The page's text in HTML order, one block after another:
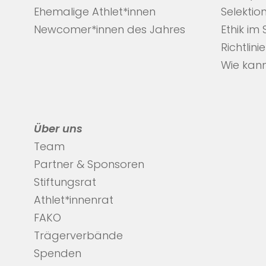
Ehemalige Athlet*innen
Newcomer*innen des Jahres
Ethik im
Wie
Über uns
Team
Partner & Sponsoren
Stiftungsrat
Athlet*innenrat
FAKO
Trägerverbände
Spenden